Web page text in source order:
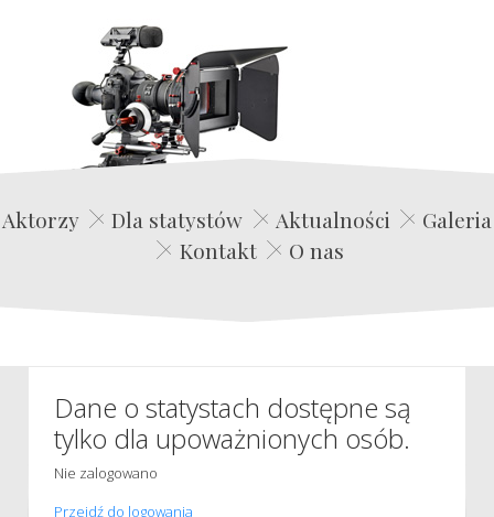
Edwin Film Agencja Aktorska
Aktorzy Dla statystów Aktualności
Galeria
Kontakt
O nas
Dane o statystach dostępne są
tylko dla upoważnionych osób.
Nie zalogowano
Przejdź do logowania